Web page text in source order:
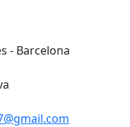
- Barcelona